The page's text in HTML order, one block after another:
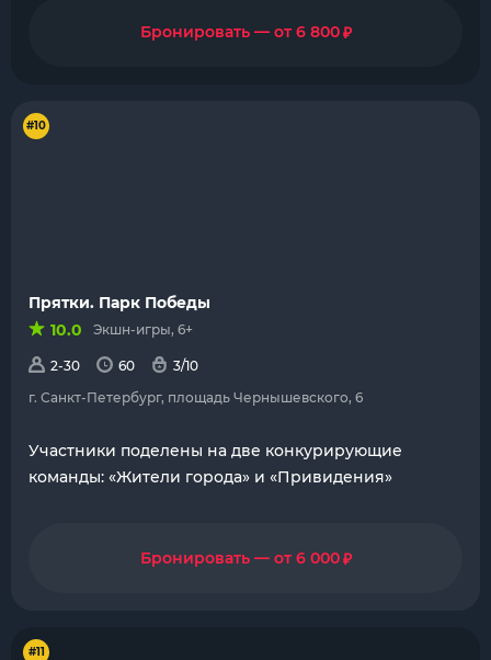
Бронировать — от 6 800₽
#10
Прятки. Парк Победы
10.0
Экшн-игры, 6+
2-30 60
3/10
г. Санкт-Петербург, площадь Чернышевского, 6
Участники поделены на две конкурирующие
команды: «Жители города» и «Привидения»
Бронировать — от 6 000₽
#11